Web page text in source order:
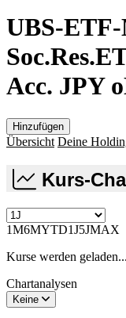
UBS-
Acc. JPY
Hinzufügen
Übersicht Deine
Kurs-
1M6MYTD1J5JMAX
Kurse werden geladen...
Chartanalysen
Keine